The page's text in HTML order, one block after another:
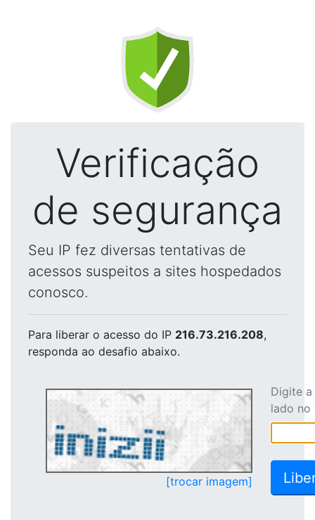
Verificação
de segurança
Seu IP fez diversas tentativas de
acessos suspeitos a sites hospedados
conosco.
Para liberar o acesso do IP 216.73.216.208,
responda ao desafio abaixo.
[trocar imagem]
Digite
lado no